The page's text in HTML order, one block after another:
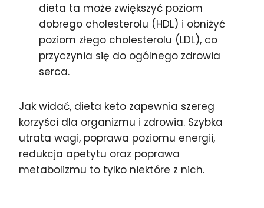
dieta ta może zwiększyć poziom
dobrego cholesterolu (HDL) i obniżyć
poziom złego cholesterolu (LDL), co
przyczynia się do ogólnego zdrowia
serca.
Jak widać, dieta keto zapewnia szereg
korzyści dla organizmu i zdrowia. Szybka
utrata wagi, poprawa poziomu energii,
redukcja apetytu oraz poprawa
metabolizmu to tylko niektóre z nich.